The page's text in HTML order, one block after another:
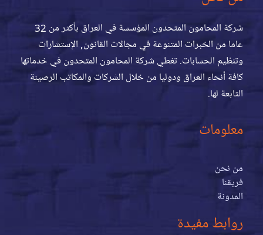
شركة المحامون المتحدون المؤسسة في العراق بأكثر من 32
عاما من الخبرات المتنوعة في مجالات القانون, الإستشارات
وتنظيم الحسابات. تغطي شركة المحامون المتحدون في خدماتها
كافة أنحاء العراق ودوليا من خلال الشركات والمكاتب الرصينة
التابعة لها.
معلومات
من نحن
فريقنا
المدونة
روابط مفيدة